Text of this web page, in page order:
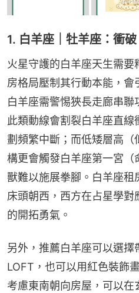
1. 白羊座｜牡羊座：衝破
火星守護的白羊座天生需
房格局壓制其行動本能，
白羊座需警惕狹長走廊串聯
此類動線會割裂白羊座直
劃頻繁中斷；而低矮層高
構更會觸發白羊座第一宮（
獸難以施展拳腳。白羊座租
床頭朝西，西方在占星學
的開拓勇氣。
另外，推薦白羊座可以選擇
LOFT，也可以用紅色裝飾
考慮東南朝向房屋，可以